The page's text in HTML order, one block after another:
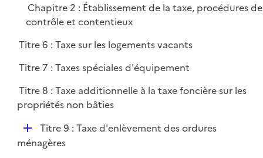
r
Chapitre 2 : Établissement de la taxe, procédures de
contrôle et contentieux
Titre 6 : Taxe sur les logements vacants
Titre 7 : Taxes spéciales d'équipement
Titre 8 : Taxe additionnelle à la taxe foncière sur les
propriétés non bâties
D
é
Titre 9 : Taxe d'enlèvement des ordures
ménagères